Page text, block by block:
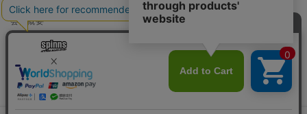
会社概要 会員規約について
店舗一覧
特定商取引法に基づく表示 古物商許可申請番号一覧
お問い合わせ